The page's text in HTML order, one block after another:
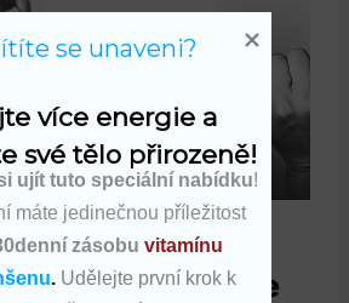
bylinné terapie
více energie a
své tělo přirozeně!
ujít tuto speciální nabídku!
máte jedinečnou příležitost
zásobu vitamínu
. Udělejte první krok k
se unaveni?